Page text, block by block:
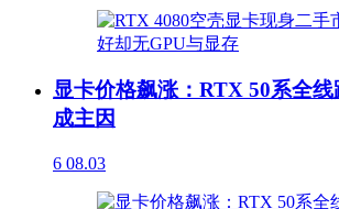
显卡价格飙涨：RTX 50系全
成主因
6 08.03